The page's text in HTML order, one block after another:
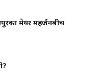
मेयर महर्जनबीच